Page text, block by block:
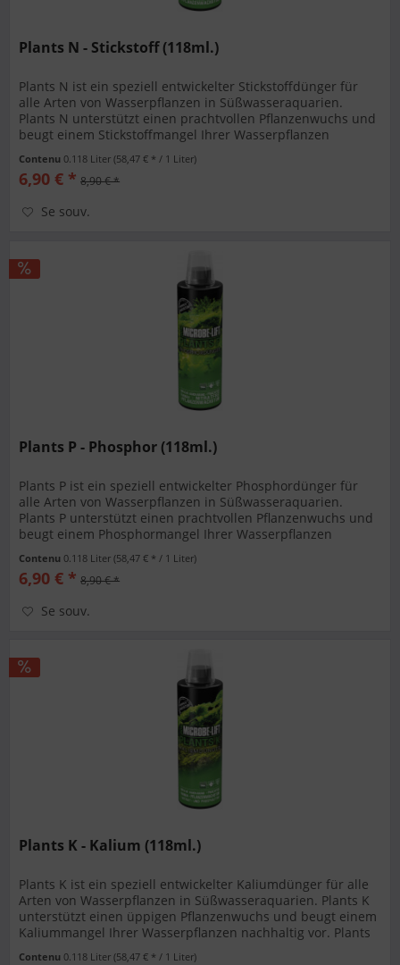
Plants N - Stickstoff (118ml.)
Plants N ist ein speziell entwickelter Stickstoffdünger für
alle Arten von Wasserpflanzen in Süßwasseraquarien.
Plants N unterstützt einen prachtvollen Pflanzenwuchs und
beugt einem Stickstoffmangel Ihrer Wasserpflanzen
Contenu 0.118 Liter(58,47 € * / 1 Liter)
6,90 € * 8,90 € *
Se souv.
Plants P - Phosphor (118ml.)
Plants P ist ein speziell entwickelter Phosphordünger für
alle Arten von Wasserpflanzen in Süßwasseraquarien.
Plants P unterstützt einen prachtvollen Pflanzenwuchs und
beugt einem Phosphormangel Ihrer Wasserpflanzen
Contenu 0.118 Liter(58,47 € * / 1 Liter)
6,90 € * 8,90 € *
Se souv.
Plants K - Kalium (118ml.)
Plants K ist ein speziell entwickelter Kaliumdünger für alle
Arten von Wasserpflanzen in Süßwasseraquarien. Plants K
unterstützt einen üppigen Pflanzenwuchs und beugt einem
Kaliummangel Ihrer Wasserpflanzen nachhaltig vor. Plants
Contenu 0.118 Liter(58,47 € * / 1 Liter)